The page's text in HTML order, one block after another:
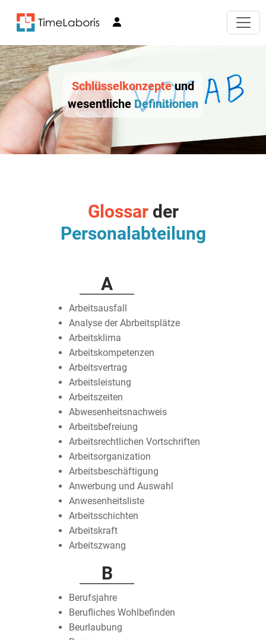
Schlüsselkonzepteund
wesentliche Definitionen
Glossarder
Personalabteilung
A
Arbeitsausfall
Analyse der Abrbeitsplätze
Arbeitsklima
Arbeitskompetenzen
Arbeitsvertrag
Arbeitsleistung
Arbeitszeiten
Abwesenheitsnachweis
Arbeitsbefreiung
Arbeitsrechtlichen Vortschriften
Arbeitsorganization
Arbeitsbeschäftigung
Anwerbung und Auswahl
Anwesenheitsliste
Arbeitsschichten
Arbeitskraft
Arbeitszwang
B
Berufsjahre
Berufliches Wohlbefinden
Beurlaubung